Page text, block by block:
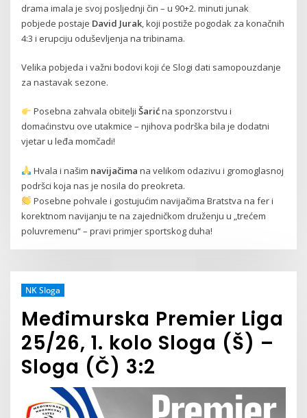
drama imala je svoj posljednji čin – u 90+2. minuti junak
pobjede postaje David Jurak, koji postiže pogodak za konačnih
4:3 i erupciju oduševljenja na tribinama.
Velika pobjeda i važni bodovi koji će Slogi dati samopouzdanje
za nastavak sezone.
Posebna zahvala obiteljiŠarićna sponzorstvu i
domaćinstvu ove utakmice – njihova podrška bila je dodatni
vjetar u leđa momčadi!
Hvala i našim navijačima na velikom odazivu i gromoglasnoj
podršci koja nas je nosila do preokreta.
Posebne pohvale i gostujućim navijačima Bratstva na fer i
korektnom navijanju te na zajedničkom druženju u „trećem
poluvremenu“ – pravi primjer sportskog duha!
NK Sloga
Međimurska Premier Liga
25/26, 1. kolo Sloga (Š) –
Sloga (Č) 3:2